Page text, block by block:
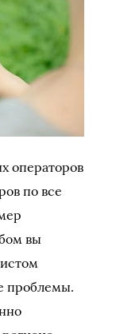
операторов
по все
вы
проблемы.